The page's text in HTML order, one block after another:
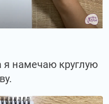
я намечаю круглую